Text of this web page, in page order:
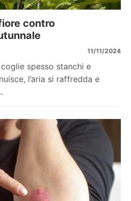
contro
11/11/2024
coglie spesso stanchi e
l’aria si raffredda e